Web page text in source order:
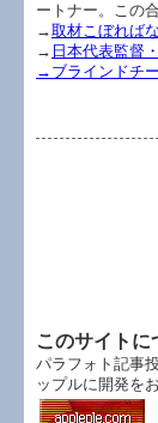
ートナー。この
→取材こぼれば
→ 日本代表監督
→ ブラインドチ
このサイトに
パラフォト記事
ップルに開発を